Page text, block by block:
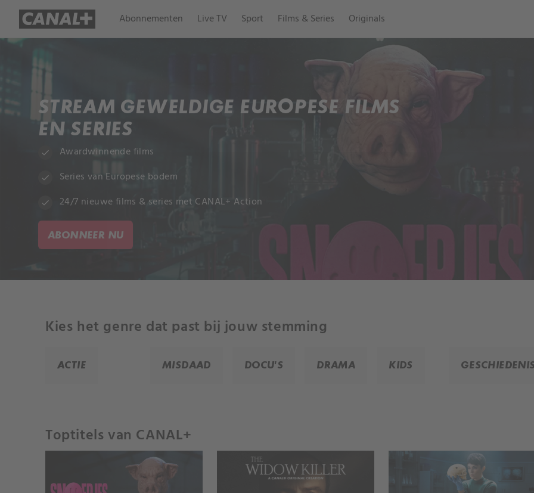
Abonnementen Live TV Sport Films & Series Originals
STREAM GEWELDIGE EUROPESE FILMS
EN SERIES
check Awardwinnende films
check Series van Europese bodem
check 24/7 nieuwe films & series met CANAL+ Action
ABONNEER NU
Kies het genre dat past bij jouw stemming
ACTIE MISDAAD DOCU'S DRAMA KIDS GESCHIEDENIS
Toptitels van CANAL+